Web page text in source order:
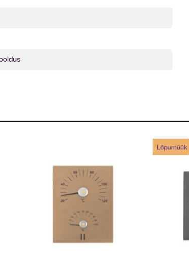
Lõpumüük